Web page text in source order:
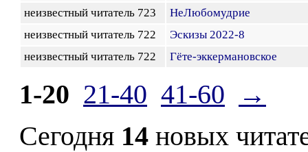
неизвестный читатель 723
НеЛюбомудрие
неизвестный читатель 722
Эскизы 2022-8
неизвестный читатель 722
Гёте-эккермановское
1-20 21-40 41-60
→
Сегодня 14 новых